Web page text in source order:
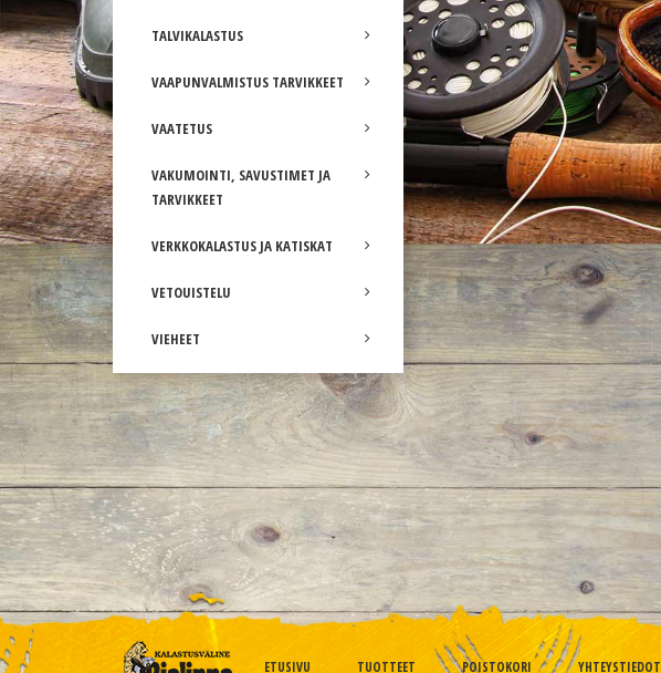
TALVIKALASTUS
VAAPUNVALMISTUS TARVIKKEET
VAATETUS
VAKUMOINTI, SAVUSTIMET JA
TARVIKKEET
VERKKOKALASTUS JA KATISKAT
VETOUISTELU
VIEHEET
ETUSIVU TUOTTEET POISTOKORI YHTEYSTIEDOT